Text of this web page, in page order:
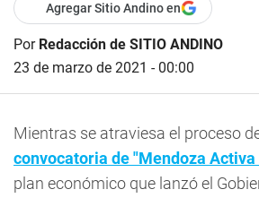
Agregar Sitio Andino en
Por Redacción de SITIO ANDINO
23 de marzo de 2021 - 00:00
Mientras se atraviesa el proceso
convocatoria de "Mendoza
plan económico que lanzó el